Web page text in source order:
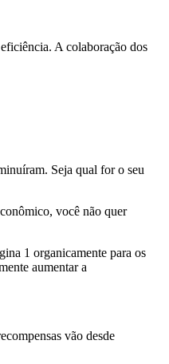
A colaboração dos
Seja qual for o seu
você não quer
1 organicamente para os
aumentar a
vão desde